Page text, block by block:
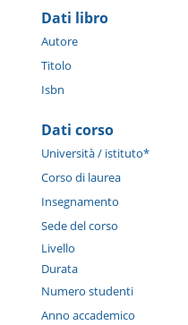
Dati libro
Autore
Titolo
Isbn
Dati corso
Università / istituto*
Corso di laurea
Insegnamento
Sede del corso
Livello
Durata
Numero studenti
Anno accademico